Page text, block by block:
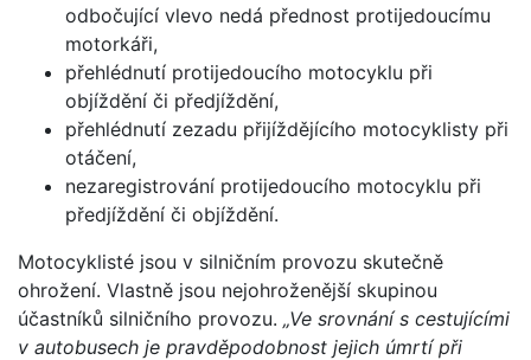
odbočující vlevo nedá přednost protijedoucímu
motorkáři,
přehlédnutí protijedoucího motocyklu při
objíždění či předjíždění,
přehlédnutí zezadu přijíždějícího motocyklisty při
otáčení,
nezaregistrování protijedoucího motocyklu při
předjíždění či objíždění.
Motocyklisté jsou v silničním provozu skutečně
ohrožení. Vlastně jsou nejohroženější skupinou
účastníků silničního provozu. „Ve srovnání s cestujícími
v autobusech je pravděpodobnost jejich úmrtí při